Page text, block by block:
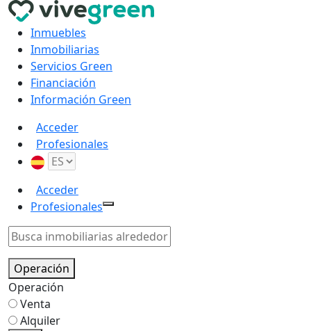
Inmuebles
Inmobiliarias
Servicios Green
Financiación
Información Green
Acceder
Profesionales
Acceder
Profesionales
Operación
Operación
Venta
Alquiler